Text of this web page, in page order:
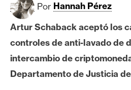
i
c
o
i
n
Por Hannah Pérez
Artur Schaback aceptó los
controles de anti-lavado de
intercambio de
Departamento de Justicia de